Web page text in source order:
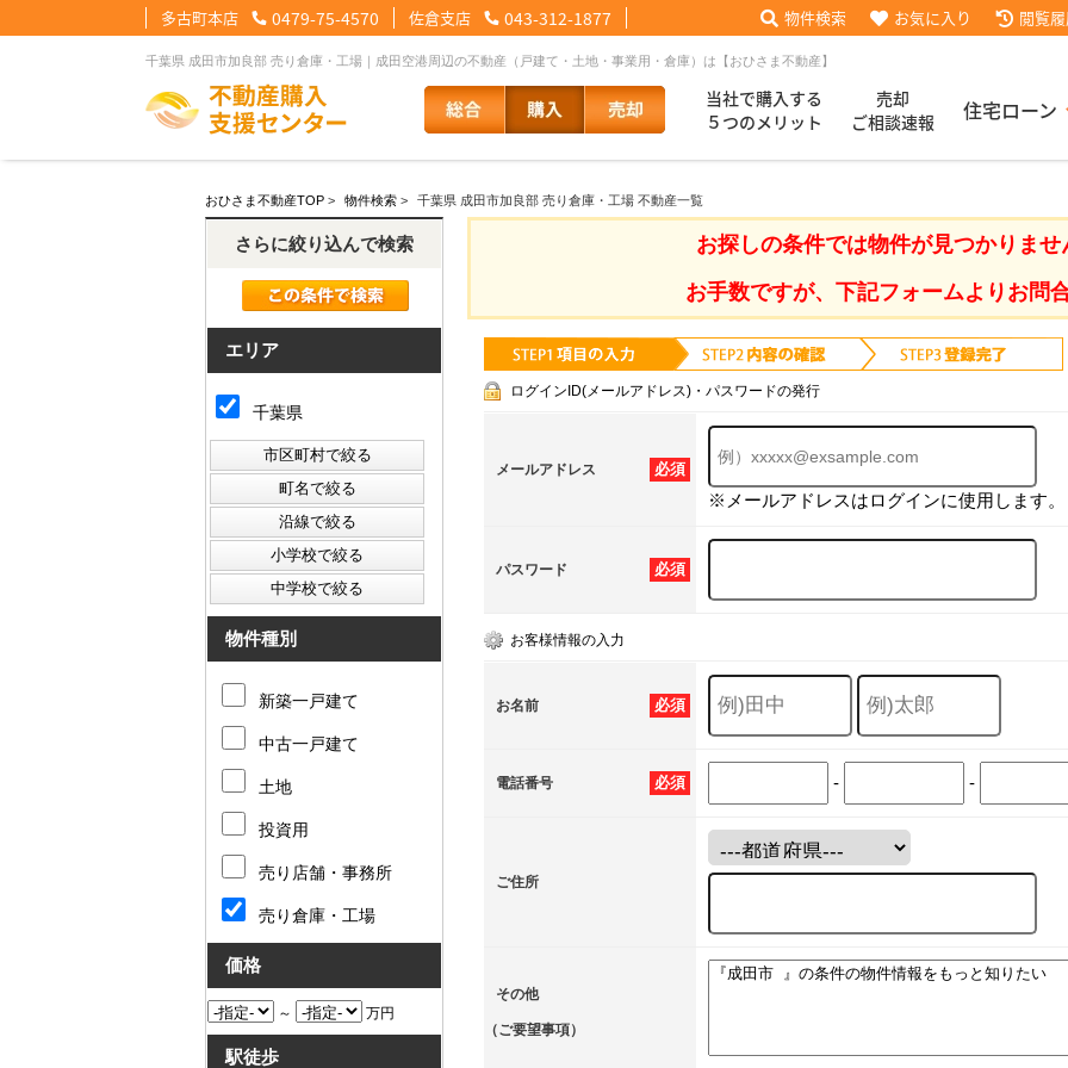
千葉県 成田市加良部 売り倉庫・工場｜成田空港周辺の不動産（戸建て・土地・事業用・倉庫）は【おひさま不動産】
多古町本店 0479-75-4570 佐倉支店 043-312-1877 物件検索 お気に入り 閲覧
当社で購入する
５つのメリット
売却
ご相談速報
住宅ローン
【住宅ローンメニュー】
住宅ローンに強い理由
【会社情報メニュー】
会社概要 スタッフ紹介 お客様の声 当社の歩み 履歴
その他の事業紹介 健康経営優良法人2025 採用情報
【お問合せメニュー】
メール問合せ LINE問合せ 査定依頼 協力業者様募集 ローコ
おひさま不動産TOP > 物件検索 > 千葉県 成田市加良部 売り倉庫・工場 不動産一覧
お探しの条件では物件が見つかりませ
お手数ですが、下記フォームよりお問
ログインID(メールアドレス)・パスワードの発行
必須
メールアドレス
※メールアドレスはログインに使用します。
必須
パスワード
お客様情報の入力
必須
お名前
必須
電話番号 - -
ご住所
その他
（ご要望事項）
さらに絞り込んで検索
エリア
千葉県
物件種別
新築一戸建て
中古一戸建て
土地
投資用
売り店舗・事務所
売り倉庫・工場
価格
～ 万円
駅徒歩